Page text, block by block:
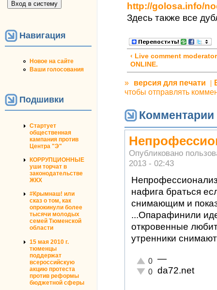
Навигация
Новое на сайте
Ваши голосования
Подшивки
Стартует
общественная
кампания против
Центра "Э"
КОРРУПЦИОННЫЕ
уши торчат в
законодательстве
ЖКХ
#Крымнаш! или
сказ о том, как
опрокинули более
тысячи молодых
семей Тюменской
области
15 мая 2010 г.
тюменцы
поддержат
всероссийскую
акцию протеста
против реформы
бюджетной сферы
http://golosa.info/
Здесь также все
‹ Live comment
ONLINE.
» версия для печати
чтобы отправлять
Комментарии
Опубликовано
2013 - 02:43
нафига браться
снимающим и
...Опарафинили
откровенные
утренники
Отлично!
0
Неадекватно!
0
—
da72.net